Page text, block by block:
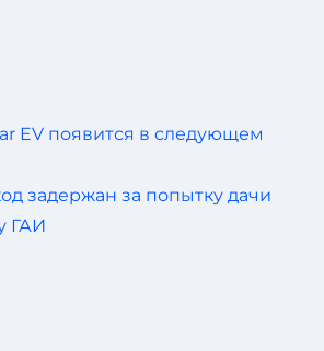
EV появится в следующем
задержан за попытку дачи
ГАИ